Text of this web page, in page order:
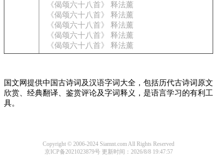
《偈颂六十八首》 释法薰
《偈颂六十八首》 释法薰
《偈颂六十八首》 释法薰
《偈颂六十八首》 释法薰
《偈颂六十八首》 释法薰
国文网提供中国古诗词及汉语字词大全，包括历代古诗词原文
欣赏、经典翻译、鉴赏评论及字词释义，是语言学习的有利工
具。
Copyright © 2006-2024 Siamnt.com All Rights Reserved
京ICP备2021023879号 更新时间：2026/8/8 19:47:57